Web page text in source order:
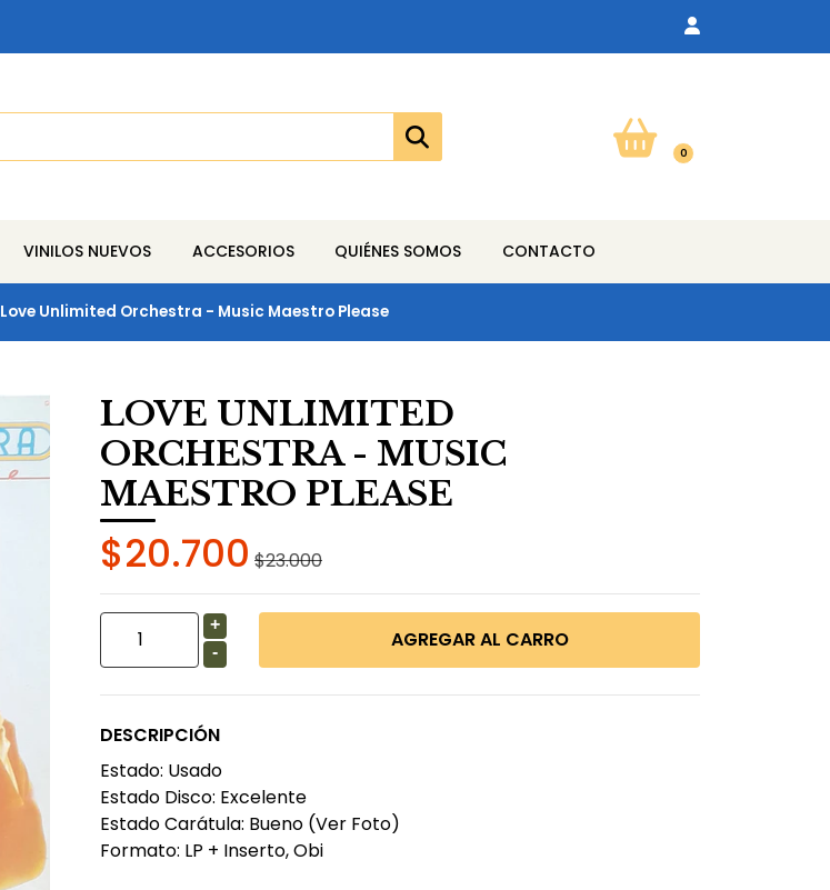
0
VINILOS NUEVOS ACCESORIOS QUIÉNES SOMOS CONTACTO
Love Unlimited Orchestra - Music Maestro Please
LOVE UNLIMITED
ORCHESTRA - MUSIC
MAESTRO PLEASE
$20.700 $23.000
+
-
DESCRIPCIÓN
Estado: Usado
Estado Disco: Excelente
Estado Carátula: Bueno (Ver Foto)
Formato: LP + Inserto, Obi